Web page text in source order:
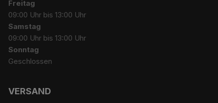
Freitag
09:00 Uhr bis 13:00 Uhr
Samstag
09:00 Uhr bis 13:00 Uhr
Sonntag
Geschlossen
VERSAND